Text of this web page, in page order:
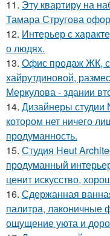
11. Эту квартиру на
Тамара Стругова
12. Интерьер с
о людях.
13. Офис продаж ЖК,
хайрутдиновой,
Меркулова - здании
14. Дизайнеры студии
котором нет ничего
продуманность.
15. Студия Heut
продуманный
ценит искусство,
16. Сдержанная
палитра, лаконичные
ощущение уюта и